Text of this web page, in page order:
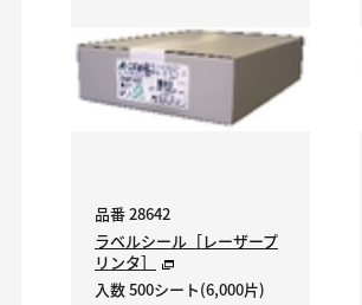
品番 28642
ラベルシール［レーザープ
リンタ］
入数 500シート(6,000片)